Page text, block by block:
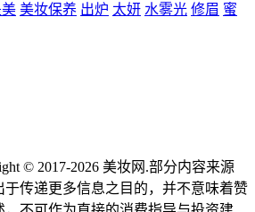
美妆保养 出炉 太妍 水雾光 修眉 蜜
© 2017-2026 美妆网 .部分内容来源
于传递更多信息之目的，并不意味着赞